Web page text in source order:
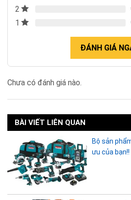
2
1
ĐÁNH GIÁ
Chưa có đánh giá nào.
BÀI VIẾT LIÊN QUAN
Bộ sản
ưu của bạn!!